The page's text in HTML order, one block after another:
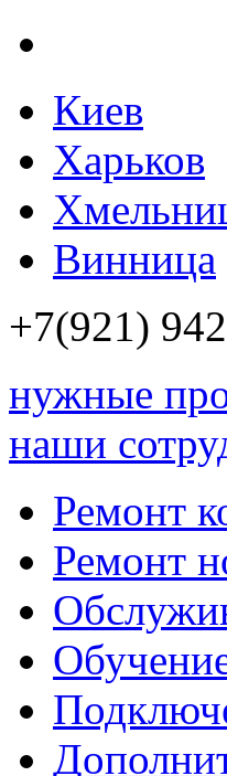
Киев
Харьков
Винница
+7(921)
нужные
наши
Ремонт
Ремонт